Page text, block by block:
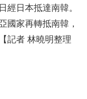
經日本抵達南韓。
國家再轉抵南韓，
記者 林曉明整理